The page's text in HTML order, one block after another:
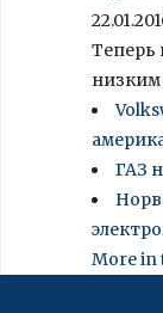
Теперь
низким
ГАЗ
More in